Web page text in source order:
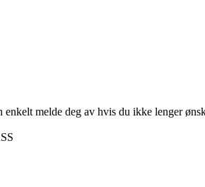
melde deg av hvis du ikke lenger